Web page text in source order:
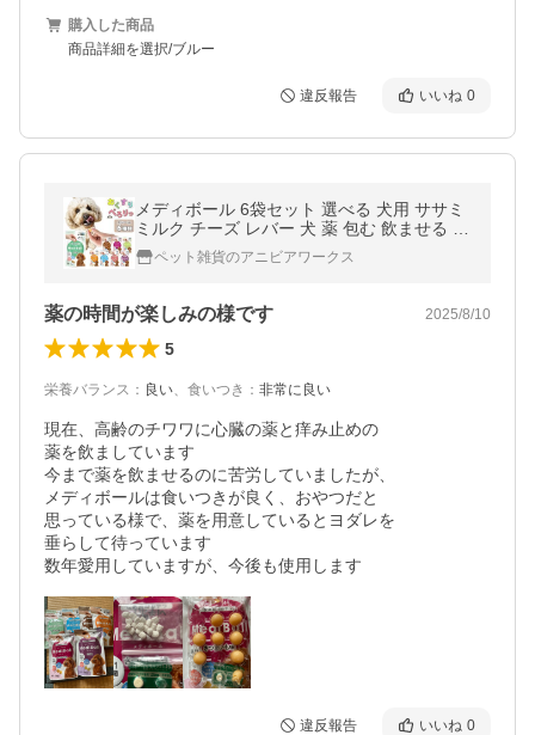
購入した商品
商品詳細を選択/ブルー
違反報告 いいね 0
メディボール 6袋セット 選べる 犬用 ササミ
ミルク チーズ レバー 犬 薬 包む 飲ませる 投
薬補助 Vet's Labo ヤギミルク たら
ペット雑貨のアニビアワークス
薬の時間が楽しみの様です 2025/8/10
5
栄養バランス ： 良い、 食いつき ： 非常に良い
現在、高齢のチワワに心臓の薬と痒み止めの
薬を飲ましています
今まで薬を飲ませるのに苦労していましたが、
メディボールは食いつきが良く、おやつだと
思っている様で、薬を用意しているとヨダレを
垂らして待っています
数年愛用していますが、今後も使用します
違反報告 いいね 0